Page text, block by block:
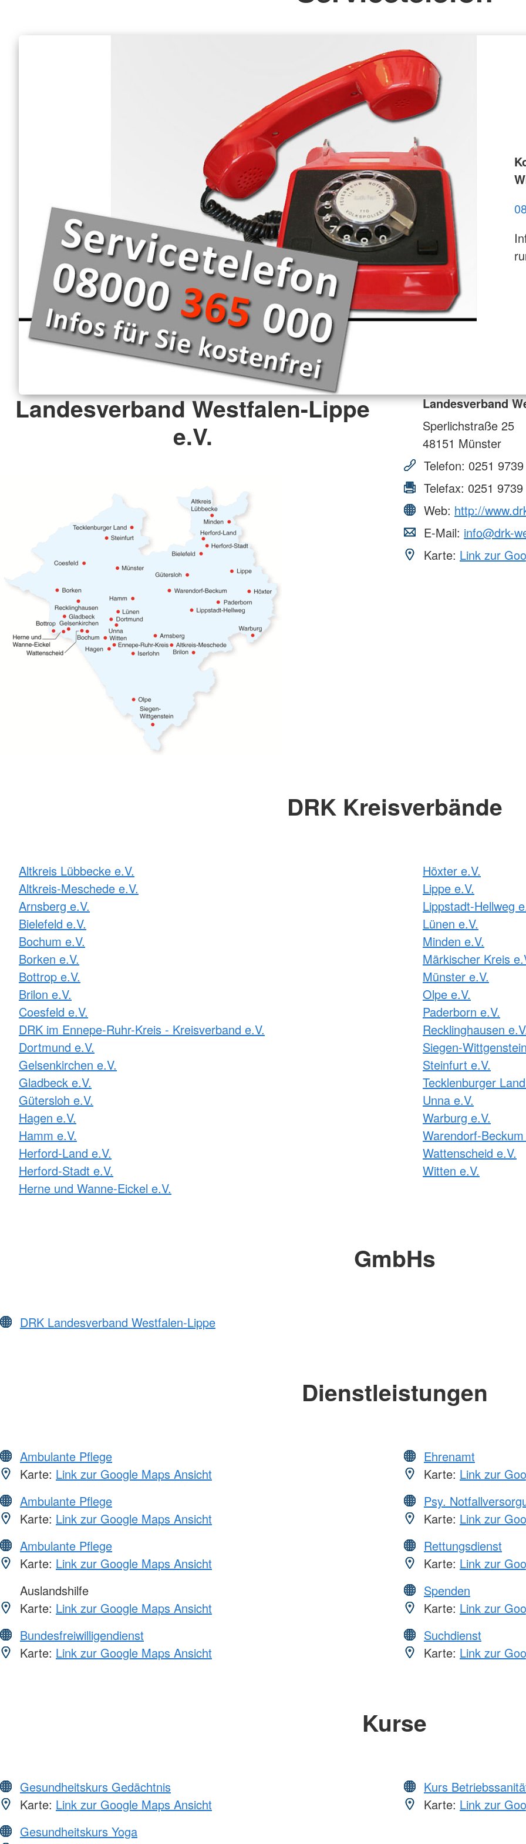
Landesverband Westfalen-Lippe
e.V.
Landesverband
Sperlichstraße 25
48151 Münster
Telefon: 0251
Telefax: 0251
Web: http://
E-Mail: info@drk-
Karte: Link zur
DRK Kreisverbände
Altkreis Lübbecke e.V.
Altkreis-Meschede e.V.
Arnsberg e.V.
Bielefeld e.V.
Bochum e.V.
Borken e.V.
Bottrop e.V.
Brilon e.V.
Coesfeld e.V.
DRK im Ennepe-Ruhr-Kreis - Kreisverband e.V.
Dortmund e.V.
Gelsenkirchen e.V.
Gladbeck e.V.
Gütersloh e.V.
Hagen e.V.
Hamm e.V.
Herford-Land e.V.
Herford-Stadt e.V.
Herne und Wanne-Eickel e.V.
Höxter e.V.
Lippe e.V.
Lippstadt-Hellweg
Lünen e.V.
Minden e.V.
Märkischer Kreis
Münster e.V.
Olpe e.V.
Paderborn e.V.
Recklinghausen
Siegen-
Steinfurt e.V.
Tecklenburger
Unna e.V.
Warburg e.V.
Warendorf-Beckum
Wattenscheid e.V.
Witten e.V.
GmbHs
DRK Landesverband Westfalen-Lippe
Dienstleistungen
Ambulante Pflege
Karte: Link zur Google Maps Ansicht
Ambulante Pflege
Karte: Link zur Google Maps Ansicht
Ambulante Pflege
Karte: Link zur Google Maps Ansicht
Auslandshilfe
Karte: Link zur Google Maps Ansicht
Bundesfreiwilligendienst
Karte: Link zur Google Maps Ansicht
Ehrenamt
Karte: Link zur
Psy.
Karte: Link zur
Rettungsdienst
Karte: Link zur
Spenden
Karte: Link zur
Suchdienst
Karte: Link zur
Kurse
Gesundheitskurs Gedächtnis
Karte: Link zur Google Maps Ansicht
Gesundheitskurs Yoga
Kurs
Karte: Link zur